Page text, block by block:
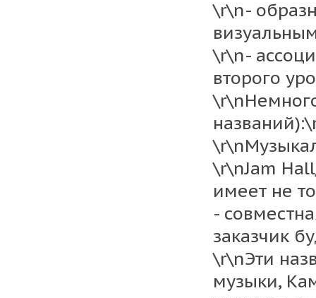
\r\n-
\r\n-
второго
\r\nJam
имеет не
-
заказчик
\r\nЭти
музыки,